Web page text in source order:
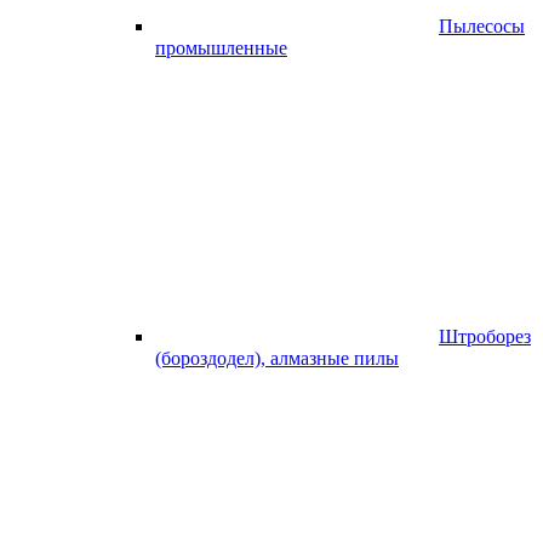
Пылесосы
промышленные
Штроборез
(бороздодел), алмазные пилы